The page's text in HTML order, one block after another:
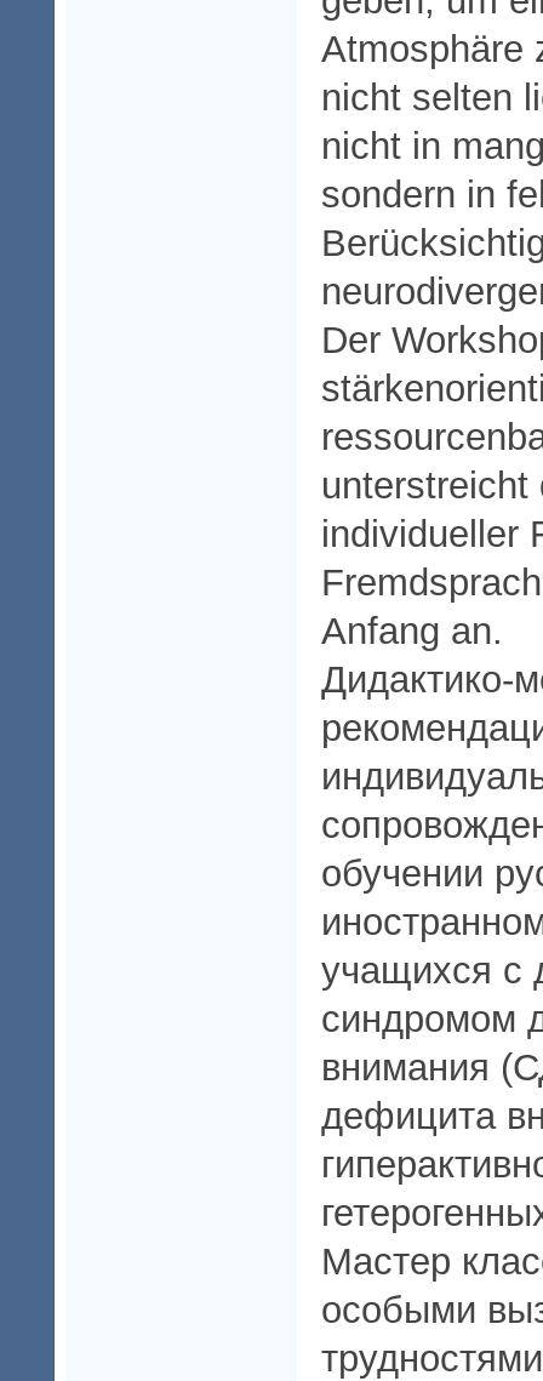
Atmosphäre
nicht selten
nicht in
sondern in
Der
unterstreicht
individueller
Anfang an.
Дидактико-
обучении
учащихся с
синдромом
внимания
дефицита
Мастер
особыми